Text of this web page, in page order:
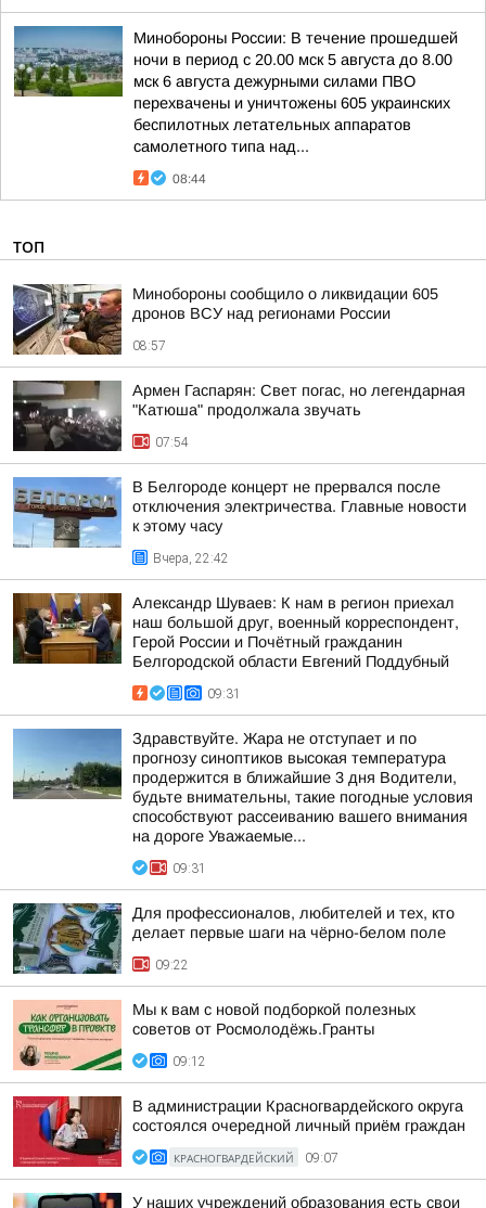
Минобороны России: В течение прошедшей
ночи в период с 20.00 мск 5 августа до 8.00
мск 6 августа дежурными силами ПВО
перехвачены и уничтожены 605 украинских
беспилотных летательных аппаратов
самолетного типа над...
08:44
ТОП
Минобороны сообщило о ликвидации 605
дронов ВСУ над регионами России
08:57
Армен Гаспарян: Свет погас, но легендарная
"Катюша" продолжала звучать
07:54
В Белгороде концерт не прервался после
отключения электричества. Главные новости
к этому часу
Вчера, 22:42
Александр Шуваев: К нам в регион приехал
наш большой друг, военный корреспондент,
Герой России и Почётный гражданин
Белгородской области Евгений Поддубный
09:31
Здравствуйте. Жара не отступает и по
прогнозу синоптиков высокая температура
продержится в ближайшие 3 дня Водители,
будьте внимательны, такие погодные условия
способствуют рассеиванию вашего внимания
на дороге Уважаемые...
09:31
Для профессионалов, любителей и тех, кто
делает первые шаги на чёрно-белом поле
09:22
Мы к вам с новой подборкой полезных
советов от Росмолодёжь.Гранты
09:12
В администрации Красногвардейского округа
состоялся очередной личный приём граждан
КРАСНОГВАРДЕЙСКИЙ 09:07
У наших учреждений образования есть свои